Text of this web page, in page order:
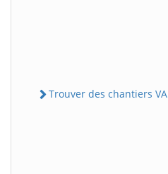
Trouver des chantiers